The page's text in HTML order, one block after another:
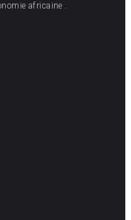
africaine .